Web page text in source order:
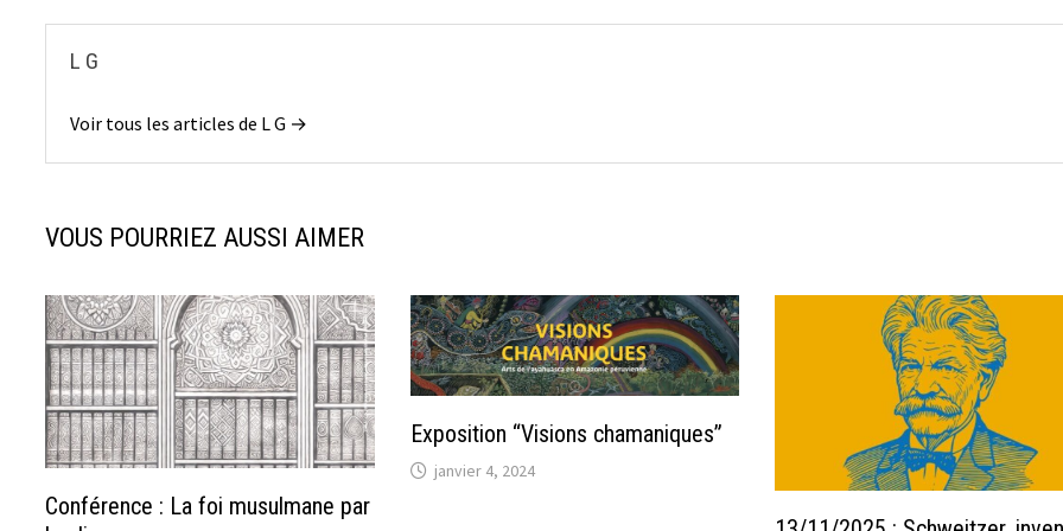
L G
Voir tous les articles de L G →
VOUS POURRIEZ AUSSI AIMER
Conférence : La foi musulmane par
Exposition “Visions chamaniques”
janvier 4, 2024